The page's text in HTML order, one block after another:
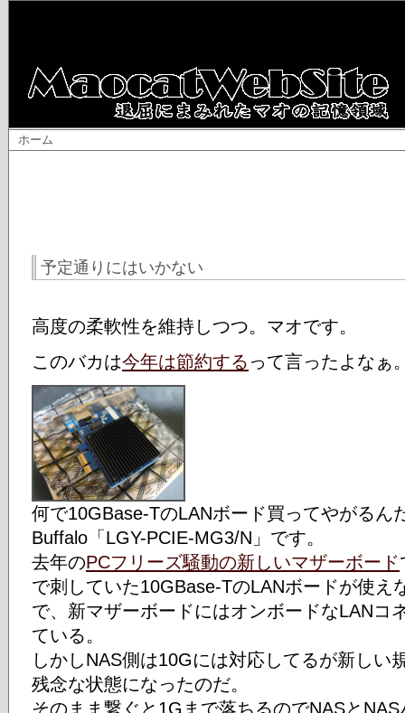
ホーム
予定通りにはいかない
高度の柔軟性を維持しつつ。マオです。
このバカは今年は節約する って言ったよなぁ
何で10GBase-TのLANボード買ってやがるん
Buffalo「LGY-PCIE-MG3/N」です。
去年のPCフリーズ騒動の新しいマザーボード
で刺していた10GBase-TのLANボードが使え
で、新マザーボードにはオンボードなLANコ
ている。
しかしNAS側は10Gには対応してるが新しい
残念な状態になったのだ。
そのまま繋ぐと1Gまで落ちるのでNASと